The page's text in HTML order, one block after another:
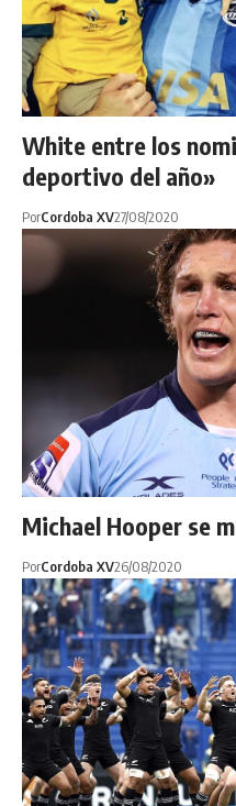
White entre los
deportivo del año»
PorCordoba XV27/08/2020
Michael Hooper se
PorCordoba XV26/08/2020